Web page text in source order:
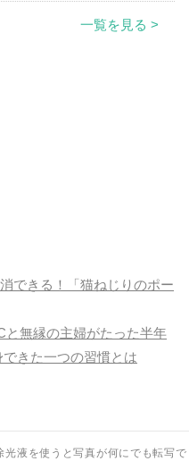
一覧を見る >
できる！「猫ねじりのポー
と無縁の主婦がたった半年
きた一つの習慣とは
液を使うと写真が何にでも転写で